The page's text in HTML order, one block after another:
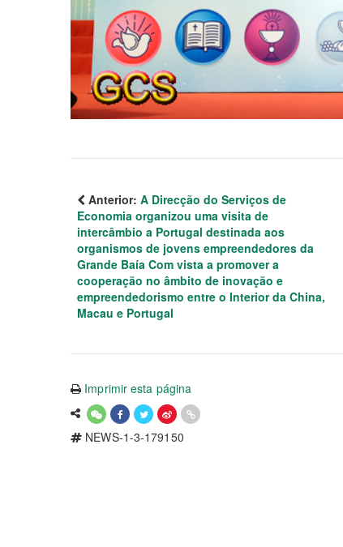
Anterior: A Direcção do Serviços de
Economia organizou uma visita de
intercâmbio a Portugal destinada aos
organismos de jovens empreendedores da
Grande Baía Com vista a promover a
cooperação no âmbito de inovação e
empreendedorismo entre o Interior da China,
Macau e Portugal
Imprimir esta página
NEWS-1-3-179150